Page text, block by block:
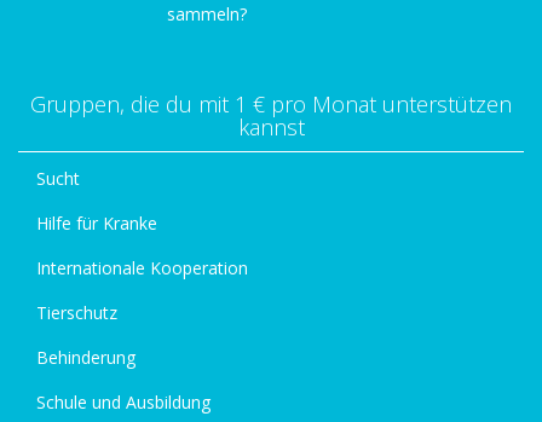
sammeln?
Gruppen, die du mit 1 € pro Monat unterstützen
kannst
Sucht
Hilfe für Kranke
Internationale Kooperation
Tierschutz
Behinderung
Schule und Ausbildung